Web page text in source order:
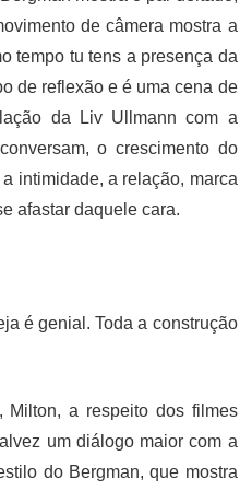
de câmera mostra a
tempo tu tens a presença da
de reflexão e é uma cena de
da Liv Ullmann com a
o crescimento do
intimidade, a relação, marca
afastar daquele cara.
é genial. Toda a construção
Milton, a respeito dos filmes
um diálogo maior com a
do Bergman, que mostra